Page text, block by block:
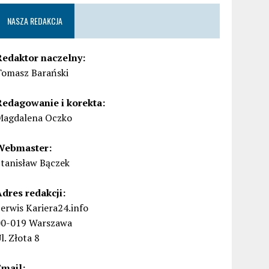
NASZA REDAKCJA
naczelny:
Barański
i korekta:
Oczko
Bączek
redakcji:
Kariera24.info
019 Warszawa
Złota 8